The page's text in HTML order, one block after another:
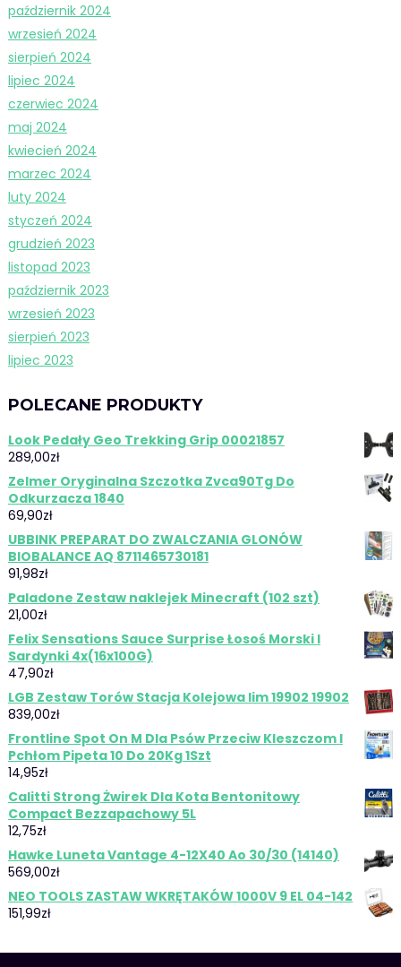
październik 2024
wrzesień 2024
sierpień 2024
lipiec 2024
czerwiec 2024
maj 2024
kwiecień 2024
marzec 2024
luty 2024
styczeń 2024
grudzień 2023
listopad 2023
październik 2023
wrzesień 2023
sierpień 2023
lipiec 2023
POLECANE PRODUKTY
Look Pedały Geo Trekking Grip 00021857
289,00zł
Zelmer Oryginalna Szczotka Zvca90Tg Do
Odkurzacza 1840
69,90zł
UBBINK PREPARAT DO ZWALCZANIA GLONÓW
BIOBALANCE AQ 8711465730181
91,98zł
Paladone Zestaw naklejek Minecraft (102 szt)
21,00zł
Felix Sensations Sauce Surprise Łosoś Morski I
Sardynki 4x(16x100G)
47,90zł
LGB Zestaw Torów Stacja Kolejowa Iim 19902 19902
839,00zł
Frontline Spot On M Dla Psów Przeciw Kleszczom I
Pchłom Pipeta 10 Do 20Kg 1Szt
14,95zł
Calitti Strong Żwirek Dla Kota Bentonitowy
Compact Bezzapachowy 5L
12,75zł
Hawke Luneta Vantage 4-12X40 Ao 30/30 (14140)
569,00zł
NEO TOOLS ZASTAW WKRĘTAKÓW 1000V 9 EL 04-142
151,99zł